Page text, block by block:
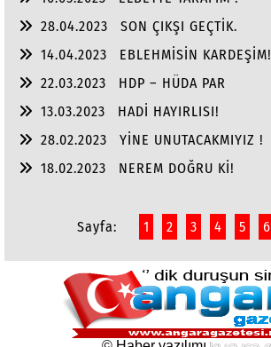
28.04.2023
SON ÇIKŞI GEÇTİK.
14.04.2023
EBLEHMİSİN KARDEŞİM!
22.03.2023
HDP – HÜDA PAR
13.03.2023
HADİ HAYIRLISI!
28.02.2023
YİNE UNUTACAKMIYIZ !
18.02.2023
NEREM DOĞRU Kİ!
Sayfa: 1 2 3 4 5 6